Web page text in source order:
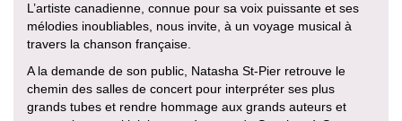
L’artiste canadienne, connue pour sa voix puissante et ses
mélodies inoubliables, nous invite, à un voyage musical à
travers la chanson française.
A la demande de son public, Natasha St-Pier retrouve le
chemin des salles de concert pour interpréter ses plus
grands tubes et rendre hommage aux grands auteurs et